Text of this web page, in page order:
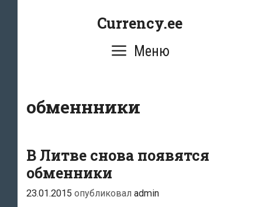
Currency.ee
Меню
обменнники
В Литве снова появятся
обменники
23.01.2015 опубликовал admin